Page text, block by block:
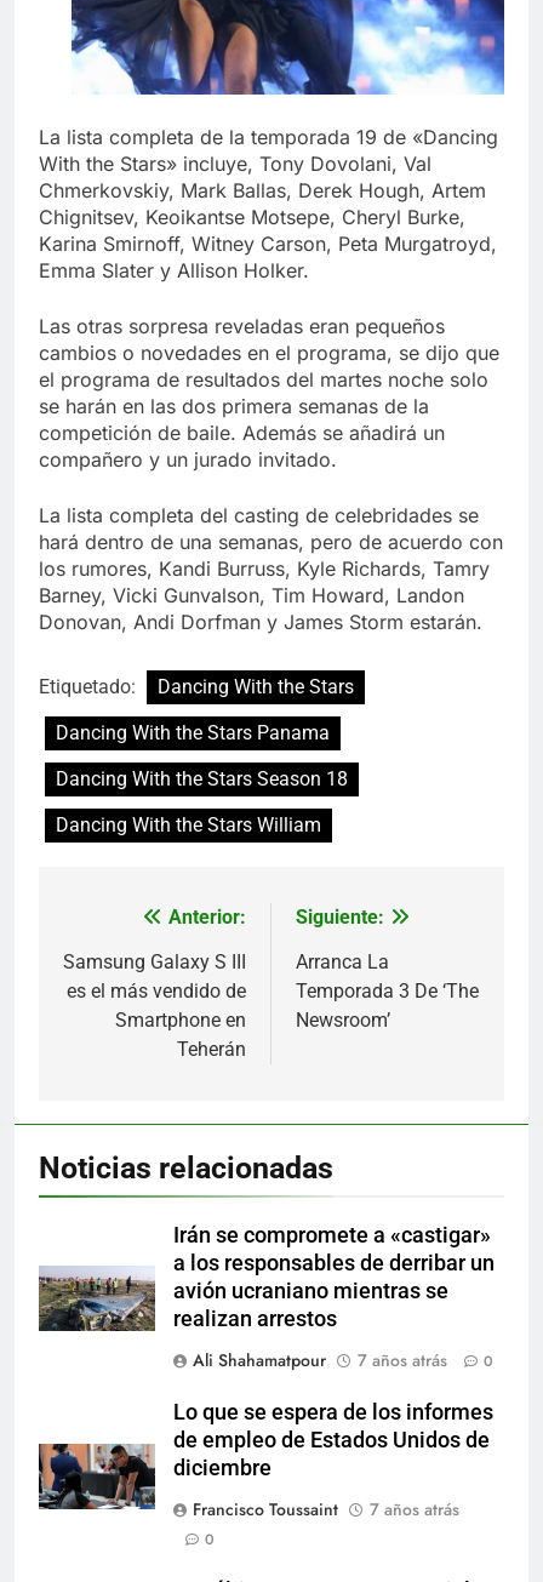
La lista completa de la temporada 19 de «Dancing
With the Stars» incluye, Tony Dovolani, Val
Chmerkovskiy, Mark Ballas, Derek Hough, Artem
Chignitsev, Keoikantse Motsepe, Cheryl Burke,
Karina Smirnoff, Witney Carson, Peta Murgatroyd,
Emma Slater y Allison Holker.
Las otras sorpresa reveladas eran pequeños
cambios o novedades en el programa, se dijo que
el programa de resultados del martes noche solo
se harán en las dos primera semanas de la
competición de baile. Además se añadirá un
compañero y un jurado invitado.
La lista completa del casting de celebridades se
hará dentro de una semanas, pero de acuerdo con
los rumores, Kandi Burruss, Kyle Richards, Tamry
Barney, Vicki Gunvalson, Tim Howard, Landon
Donovan, Andi Dorfman y James Storm estarán.
Etiquetado:
Dancing With the Stars
Dancing With the Stars Panama
Dancing With the Stars Season 18
Dancing With the Stars William
Navegación
de
entradas
Anterior:
Samsung Galaxy S III
es el más vendido de
Smartphone en
Teherán
Siguiente:
Arranca La
Temporada 3 De ‘The
Newsroom’
Noticias relacionadas
Irán se compromete a «castigar»
a los responsables de derribar un
avión ucraniano mientras se
realizan arrestos
Ali Shahamatpour
7 años atrás 0
Lo que se espera de los informes
de empleo de Estados Unidos de
diciembre
Francisco Toussaint
7 años atrás
0